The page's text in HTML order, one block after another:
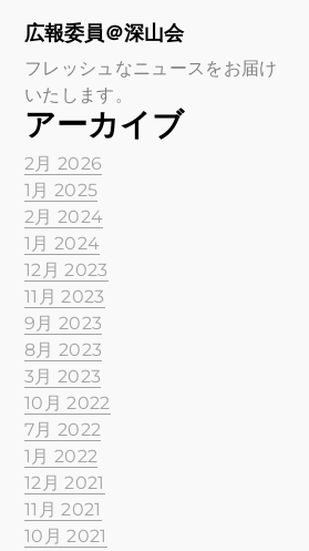
広報委員＠深山会
フレッシュなニュースをお届け
いたします。
アーカイブ
2月 2026
1月 2025
2月 2024
1月 2024
12月 2023
11月 2023
9月 2023
8月 2023
3月 2023
10月 2022
7月 2022
1月 2022
12月 2021
11月 2021
10月 2021